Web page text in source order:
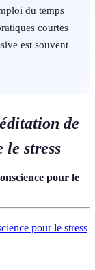
du temps
courtes
est souvent
de
le stress
pour le
pour le stress